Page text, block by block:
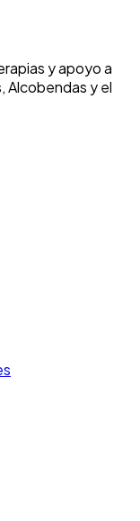
y apoyo a
Alcobendas y el